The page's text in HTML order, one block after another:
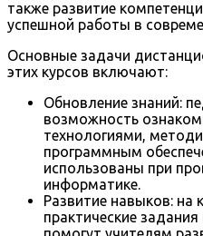
также развитие
успешной работы в
Основные задачи
этих курсов включают:
Обновление знаний:
возможность
технологиями,
программным
использованы при
информатике.
Развитие навыков: на
практические